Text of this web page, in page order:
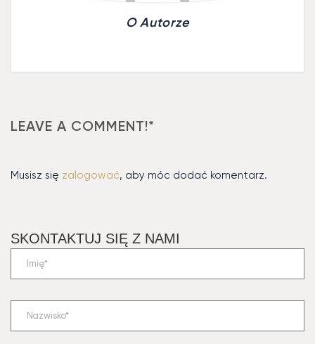
O Autorze
LEAVE A COMMENT!*
Musisz się zalogować, aby móc dodać komentarz.
SKONTAKTUJ SIĘ Z NAMI